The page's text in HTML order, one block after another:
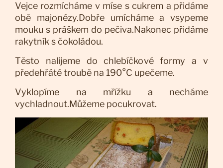
Vejce rozmícháme v míse s cukrem a přidáme
obě majonézy.Dobře umícháme a vsypeme
mouku s práškem do pečiva.Nakonec přidáme
rakytník s čokoládou.
Těsto nalijeme do chlebíčkové formy a v
předehřáté troubě na 190°C upečeme.
Vyklopíme na mřížku a necháme
vychladnout.Můžeme pocukrovat.